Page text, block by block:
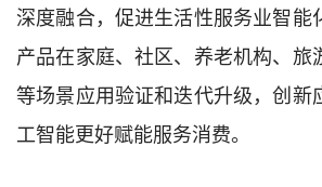
深度融合，促进生活性服务业智能
产品在家庭、社区、养老机构、旅
等场景应用验证和迭代升级，创新
工智能更好赋能服务消费。